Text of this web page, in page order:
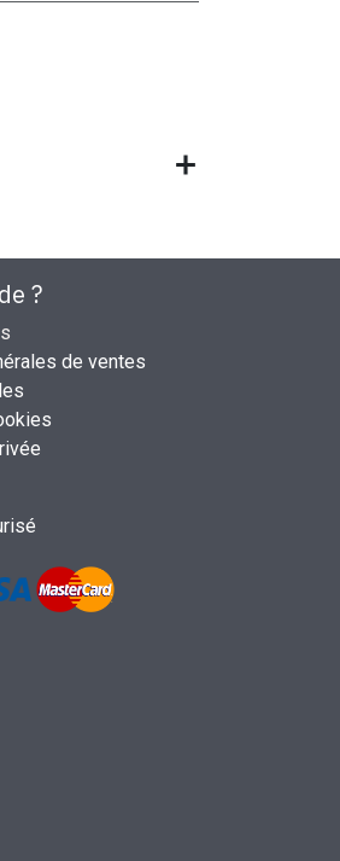
?
de ventes